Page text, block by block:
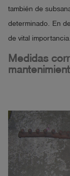
también de
determinado. En
de vital importancia.
Medidas